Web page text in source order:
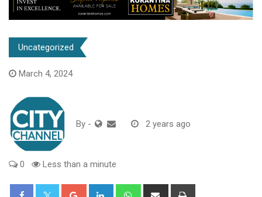
Uncategorized
March 4, 2024
By - 2 years ago
0 Less than a minute
Google+ LinkedIn WhatsappShare